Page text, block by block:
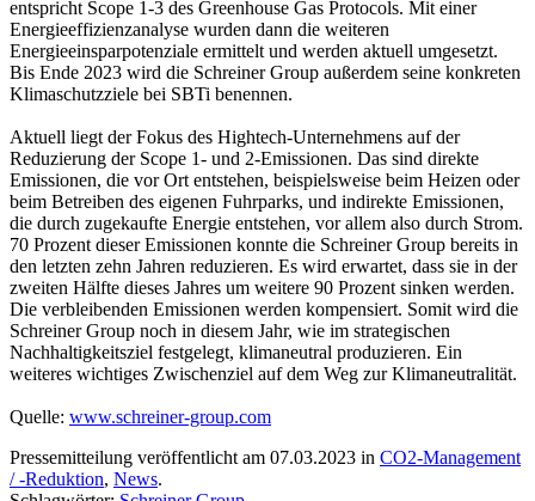
entspricht Scope 1-3 des Greenhouse Gas Protocols. Mit einer
Energieeffizienzanalyse wurden dann die weiteren
Energieeinsparpotenziale ermittelt und werden aktuell umgesetzt.
Bis Ende 2023 wird die Schreiner Group außerdem seine konkreten
Klimaschutzziele bei SBTi benennen.
Aktuell liegt der Fokus des Hightech-Unternehmens auf der
Reduzierung der Scope 1- und 2-Emissionen. Das sind direkte
Emissionen, die vor Ort entstehen, beispielsweise beim Heizen oder
beim Betreiben des eigenen Fuhrparks, und indirekte Emissionen,
die durch zugekaufte Energie entstehen, vor allem also durch Strom.
70 Prozent dieser Emissionen konnte die Schreiner Group bereits in
den letzten zehn Jahren reduzieren. Es wird erwartet, dass sie in der
zweiten Hälfte dieses Jahres um weitere 90 Prozent sinken werden.
Die verbleibenden Emissionen werden kompensiert. Somit wird die
Schreiner Group noch in diesem Jahr, wie im strategischen
Nachhaltigkeitsziel festgelegt, klimaneutral produzieren. Ein
weiteres wichtiges Zwischenziel auf dem Weg zur Klimaneutralität.
Quelle: www.schreiner-group.com
Pressemitteilung veröffentlicht am 07.03.2023 in CO2-Management
/ -Reduktion, News.